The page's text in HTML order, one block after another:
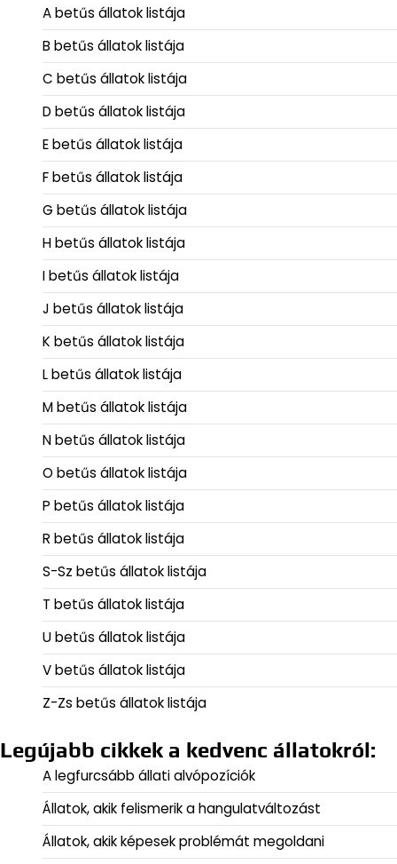
A betűs állatok listája
B betűs állatok listája
C betűs állatok listája
D betűs állatok listája
E betűs állatok listája
F betűs állatok listája
G betűs állatok listája
H betűs állatok listája
I betűs állatok listája
J betűs állatok listája
K betűs állatok listája
L betűs állatok listája
M betűs állatok listája
N betűs állatok listája
O betűs állatok listája
P betűs állatok listája
R betűs állatok listája
S-Sz betűs állatok listája
T betűs állatok listája
U betűs állatok listája
V betűs állatok listája
Z-Zs betűs állatok listája
Legújabb cikkek a kedvenc állatokról:
A legfurcsább állati alvópozíciók
Állatok, akik felismerik a hangulatváltozást
Állatok, akik képesek problémát megoldani